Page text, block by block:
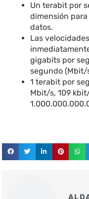
Un terabit por
dimensión
datos.
Las
gigabits por
segundo (Mbit/
1 terabit por
Mbit/s, 109